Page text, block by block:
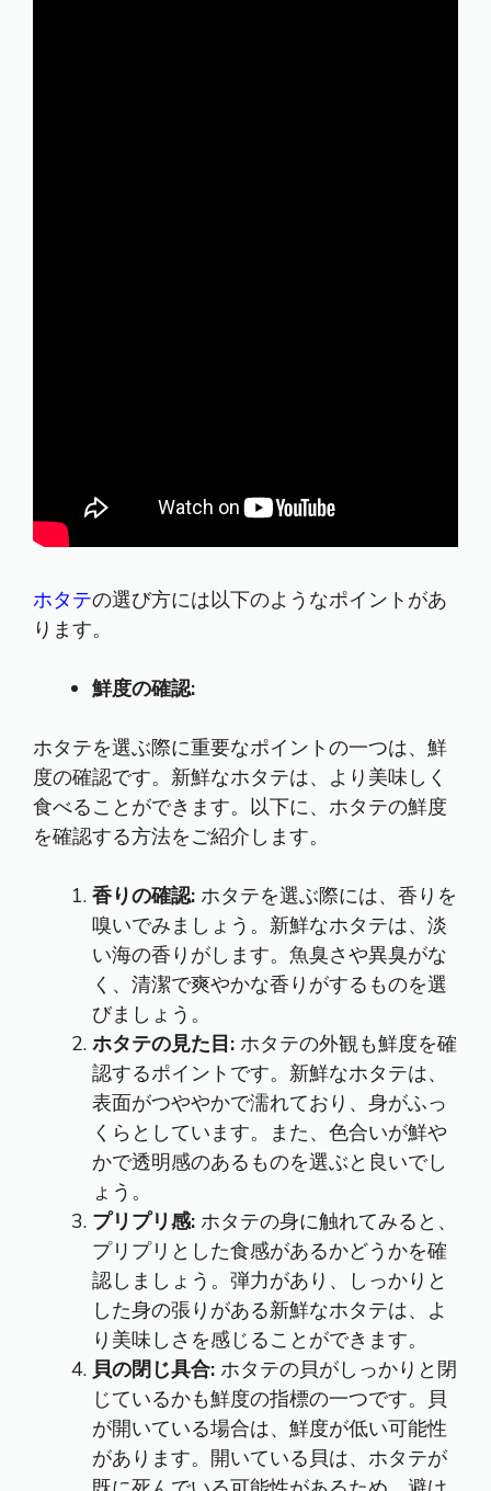
ホタテの選び方には以下のようなポイントがあ
ります。
鮮度の確認:
ホタテを選ぶ際に重要なポイントの一つは、鮮
度の確認です。新鮮なホタテは、より美味しく
食べることができます。以下に、ホタテの鮮度
を確認する方法をご紹介します。
香りの確認: ホタテを選ぶ際には、香りを
嗅いでみましょう。新鮮なホタテは、淡
い海の香りがします。魚臭さや異臭がな
く、清潔で爽やかな香りがするものを選
びましょう。
ホタテの見た目: ホタテの外観も鮮度を確
認するポイントです。新鮮なホタテは、
表面がつややかで濡れており、身がふっ
くらとしています。また、色合いが鮮や
かで透明感のあるものを選ぶと良いでし
ょう。
プリプリ感: ホタテの身に触れてみると、
プリプリとした食感があるかどうかを確
認しましょう。弾力があり、しっかりと
した身の張りがある新鮮なホタテは、よ
り美味しさを感じることができます。
貝の閉じ具合: ホタテの貝がしっかりと閉
じているかも鮮度の指標の一つです。貝
が開いている場合は、鮮度が低い可能性
があります。開いている貝は、ホタテが